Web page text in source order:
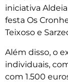
iniciativa
festa Os
Teixoso e
Além disso, o
individuais,
com 1.500